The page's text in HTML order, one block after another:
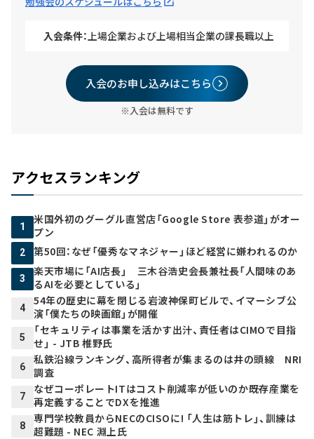
入会条件： 上場企業および上場相当企業の課長職以上
入会のお申し込みはこちら
※入会は無料です
アクセスランキング
1
米国外初のグーグル直営店「Google Store 表参道」がオー
プン
2 第50回：なぜ「優秀なマネジャー」ほど経営に嫌われるのか
3
楽天市場に「AI店長」 三木谷浩史会長兼社長「人間味のあ
るAIを必要としている」
4
54年の歴史に幕を閉じる岩波神保町ビルで、イマーシブ公
演「僕たちの映画館」が開催
5
「セキュリティは事業を活かす出汁、責任者はCIMOで目指
せ」 - JTB 椎野氏
6
私鉄沿線ランキング、高所得者が集まるのは井の頭線 NRI
調査
7
なぜコーポレートITはコスト削減率が低いのか――既存産業を
再定義することでDXを推進
8
専門学校教員からNECのCISOに! 「人生は筋トレ」、訓練は
超難題 - NEC 淵上氏